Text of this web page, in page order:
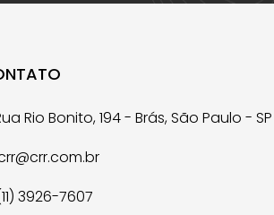
Rio Bonito, 194 - Brás, São Paulo - SP
3926-7607